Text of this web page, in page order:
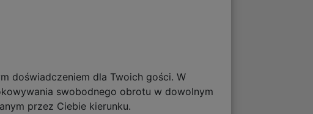
doświadczeniem dla Twoich gości. W
swobodnego obrotu w dowolnym
przez Ciebie kierunku.